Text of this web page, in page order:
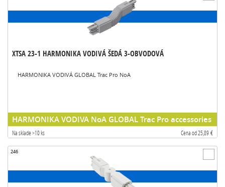
XTSA 23-1 HARMONIKA VODIVÁ ŠEDÁ 3-OBVODOVÁ
HARMONIKA VODIVÁ GLOBAL Trac Pro NoA
HARMONIKA VODIVA NoA GLOBAL Trac Pro accessories
Na sklade >10 ks Cena od 25,89 €
246